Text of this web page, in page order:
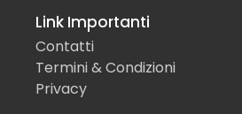
Link Importanti
Contatti
Termini & Condizioni
Privacy